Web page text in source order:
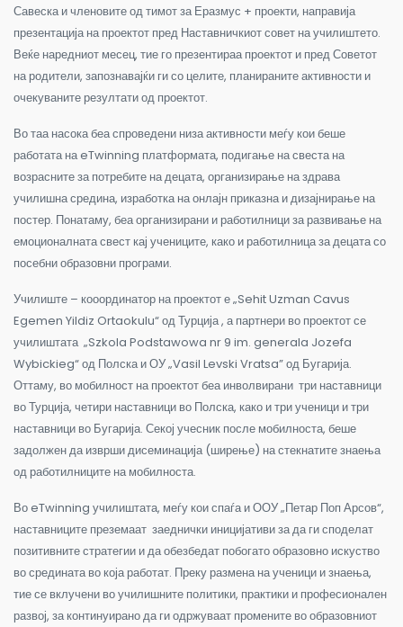
Савеска и членовите од тимот за Еразмус + проекти, направија
презентација на проектот пред Наставничкиот совет на училиштето.
Веќе наредниот месец, тие го презентираа проектот и пред Советот
на родители, запознавајќи ги со целите, планираните активности и
очекуваните резултати од проектот.
Во таа насока беа спроведени низа активности меѓу кои беше
работата на eTwinning платформата, подигање на свеста на
возрасните за потребите на децата, организирање на здрава
училишна средина, изработка на онлајн приказна и дизајнирање на
постер. Понатаму, беа организирани и работилници за развивање на
емоционалната свест кај учениците, како и работилница за децата со
посебни образовни програми.
Училиште – кооординатор на проектот е „Sehit Uzman Cavus
Egemen Yildiz Ortaokulu“ од Турција , а партнери во проектот се
училиштата „Szkola Podstawowa nr 9 im. generala Jozefa
Wybickieg“ од Полска и ОУ „Vasil Levski Vratsa” од Бугарија.
Оттаму, во мобилност на проектот беа инволвирани три наставници
во Турција, четири наставници во Полска, како и три ученици и три
наставници во Бугарија. Секој учесник после мобилноста, беше
задолжен да изврши дисеминација (ширење) на стекнатите знаења
од работилниците на мобилноста.
Во eTwinning училиштата, меѓу кои спаѓа и ООУ „Петар Поп Арсов“,
наставниците преземаат заеднички иницијативи за да ги споделат
позитивните стратегии и да обезбедат побогато образовно искуство
во средината во која работат. Преку размена на ученици и знаења,
тие се вклучени во училишните политики, практики и професионален
развој, за континуирано да ги одржуваат промените во образовниот